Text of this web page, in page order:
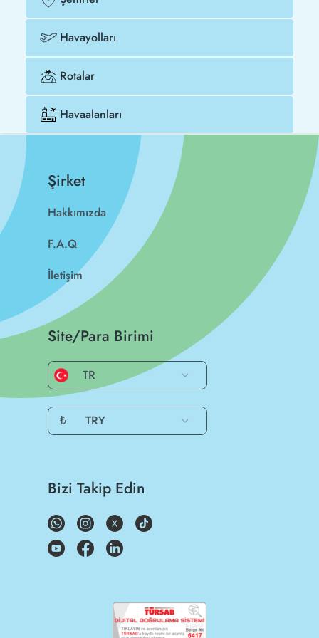
Havayolları
Rotalar
Havaalanları
Şirket
Hakkımızda
F.A.Q
İletişim
Site/Para Birimi
TR
₺ TRY
Bizi Takip Edin